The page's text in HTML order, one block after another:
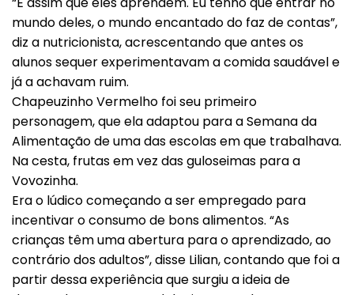
mundo deles, o mundo encantado do faz de contas”,
diz a nutricionista, acrescentando que antes os
alunos sequer experimentavam a comida saudável e
já a achavam ruim.
Chapeuzinho Vermelho foi seu primeiro
personagem, que ela adaptou para a Semana da
Alimentação de uma das escolas em que trabalhava.
Na cesta, frutas em vez das guloseimas para a
Vovozinha.
Era o lúdico começando a ser empregado para
incentivar o consumo de bons alimentos. “As
crianças têm uma abertura para o aprendizado, ao
contrário dos adultos”, disse Lilian, contando que foi a
partir dessa experiência que surgiu a ideia de